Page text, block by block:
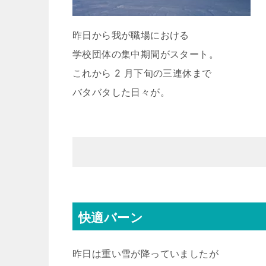
昨日から我が職場における
学校団体の集中期間がスタート。
これから 2 月下旬の三連休まで
バタバタした日々が。
快適バーン
昨日は重い雪が降っていましたが